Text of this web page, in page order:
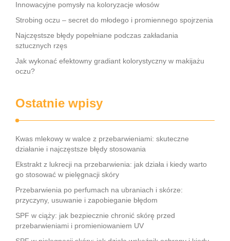
Innowacyjne pomysły na koloryzacje włosów
Strobing oczu – secret do młodego i promiennego spojrzenia
Najczęstsze błędy popełniane podczas zakładania
sztucznych rzęs
Jak wykonać efektowny gradiant kolorystyczny w makijażu
oczu?
Ostatnie wpisy
Kwas mlekowy w walce z przebarwieniami: skuteczne
działanie i najczęstsze błędy stosowania
Ekstrakt z lukrecji na przebarwienia: jak działa i kiedy warto
go stosować w pielęgnacji skóry
Przebarwienia po perfumach na ubraniach i skórze:
przyczyny, usuwanie i zapobieganie błędom
SPF w ciąży: jak bezpiecznie chronić skórę przed
przebarwieniami i promieniowaniem UV